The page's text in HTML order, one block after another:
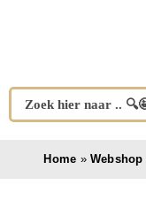
Home » Webshop